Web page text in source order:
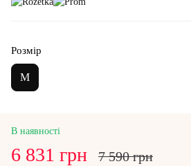
Розмір
M
В наявності
6 831 грн 7 590 грн